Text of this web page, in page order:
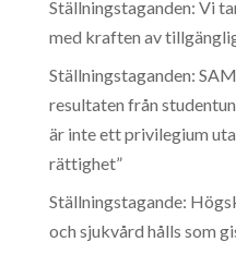
Ställningstaganden: Vi
med kraften av
Ställningstaganden:
resultaten från
är inte ett privilegium
rättighet”
Ställningstagande:
och sjukvård hålls som